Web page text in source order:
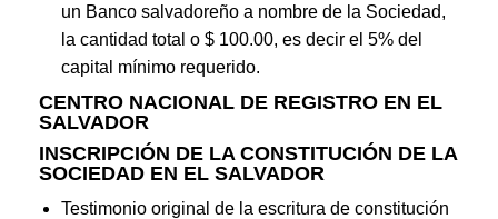
un Banco salvadoreño a nombre de la Sociedad,
la cantidad total o $ 100.00, es decir el 5% del
capital mínimo requerido.
CENTRO NACIONAL DE REGISTRO EN EL
SALVADOR
INSCRIPCIÓN DE LA CONSTITUCIÓN DE LA
SOCIEDAD EN EL SALVADOR
Testimonio original de la escritura de constitución